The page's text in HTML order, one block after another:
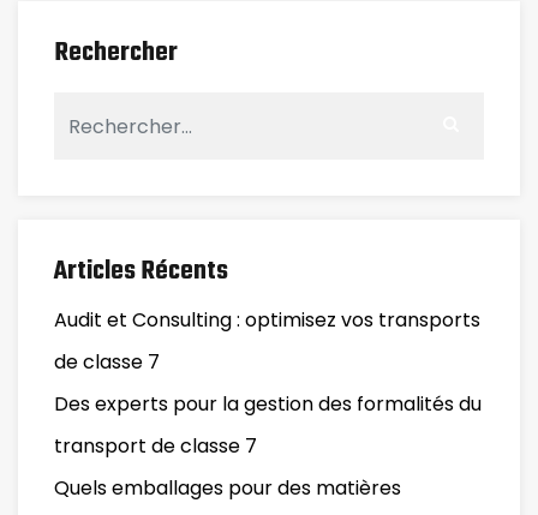
Rechercher
Articles Récents
Audit et Consulting : optimisez vos transports
de classe 7
Des experts pour la gestion des formalités du
transport de classe 7
Quels emballages pour des matières